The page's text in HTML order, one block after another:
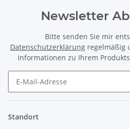
Newsletter
Bitte senden Sie mir
Datenschutzerklärung regelmäßig
Informationen zu Ihrem
Standort